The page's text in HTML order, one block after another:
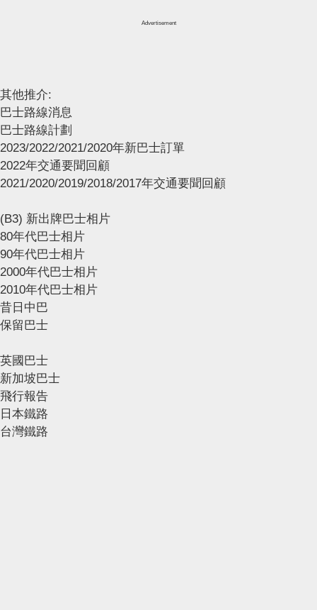
Advertisement
其他推介:
巴士路線消息
巴士路線計劃
2023/2022/2021/2020年新巴士訂單
2022年交通要聞回顧
2021/2020/2019/2018/2017年交通要聞回顧
(B3) 新出牌巴士相片
80年代巴士相片
90年代巴士相片
2000年代巴士相片
2010年代巴士相片
昔日中巴
保留巴士
英國巴士
新加坡巴士
飛行報告
日本鐵路
台灣鐵路